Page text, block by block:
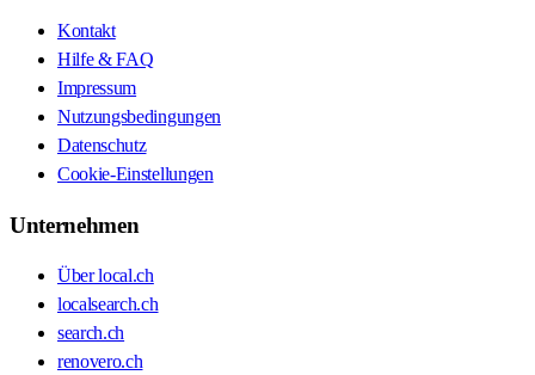
Kontakt
Hilfe & FAQ
Impressum
Nutzungsbedingungen
Datenschutz
Cookie-Einstellungen
Unternehmen
Über local.ch
localsearch.ch
search.ch
renovero.ch